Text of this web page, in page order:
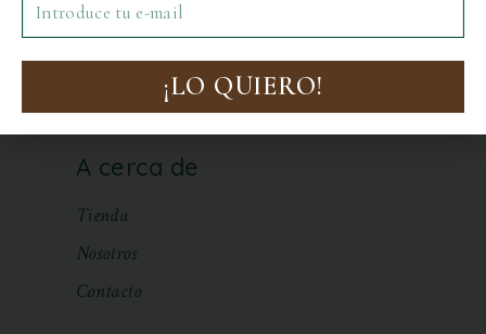
Enviar
Acepto la Política de privacidad
A cerca de
Tienda
Nosotros
Contacto
¡LO QUIERO!